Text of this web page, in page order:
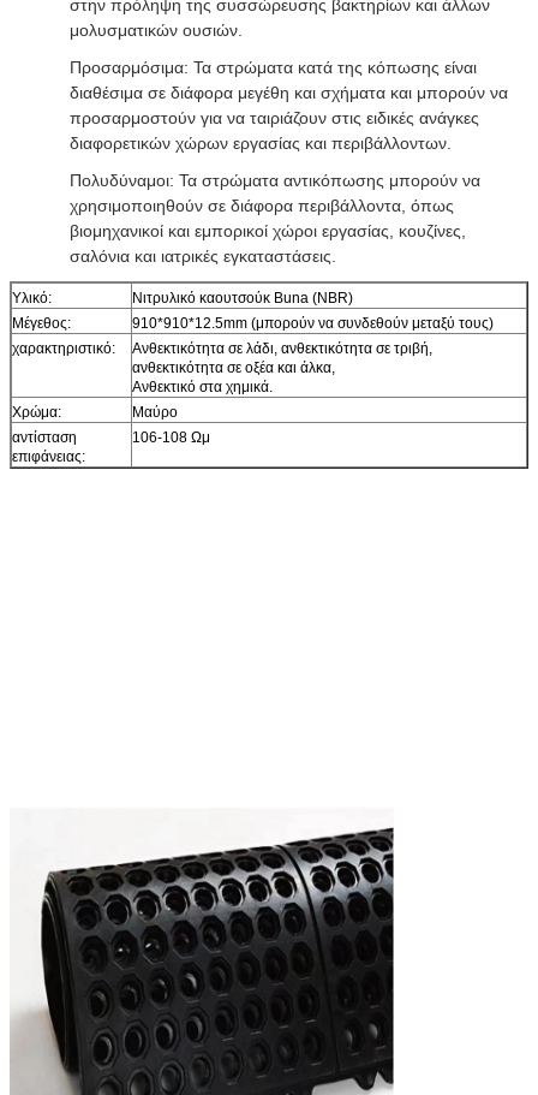
στην πρόληψη της συσσώρευσης βακτηρίων και άλλων
μολυσματικών ουσιών.
Προσαρμόσιμα: Τα στρώματα κατά της κόπωσης είναι
διαθέσιμα σε διάφορα μεγέθη και σχήματα και μπορούν να
προσαρμοστούν για να ταιριάζουν στις ειδικές ανάγκες
διαφορετικών χώρων εργασίας και περιβάλλοντων.
Πολυδύναμοι: Τα στρώματα αντικόπωσης μπορούν να
χρησιμοποιηθούν σε διάφορα περιβάλλοντα, όπως
βιομηχανικοί και εμπορικοί χώροι εργασίας, κουζίνες,
σαλόνια και ιατρικές εγκαταστάσεις.
Υλικό:
Νιτρυλικό καουτσούκ Buna (NBR)
Μέγεθος:
910*910*12.5mm (μπορούν να συνδεθούν μεταξύ τους)
χαρακτηριστικό:
Ανθεκτικότητα σε λάδι, ανθεκτικότητα σε τριβή,
ανθεκτικότητα σε οξέα και άλκα,
Ανθεκτικό στα χημικά.
Χρώμα:
Μαύρο
αντίσταση
επιφάνειας:
106-108 Ωμ